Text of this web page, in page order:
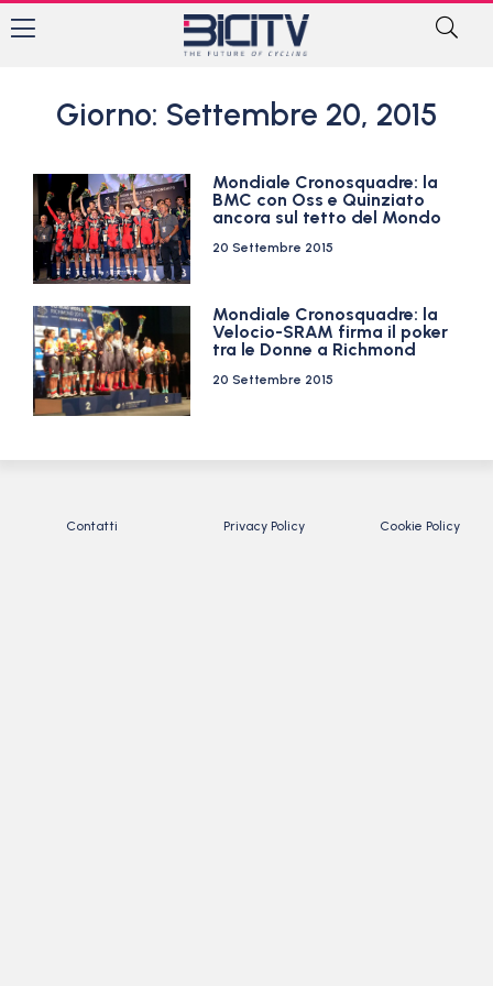
Giorno: Settembre 20, 2015
Mondiale Cronosquadre: la
BMC con Oss e Quinziato
ancora sul tetto del Mondo
20 Settembre 2015
Mondiale Cronosquadre: la
Velocio-SRAM firma il poker
tra le Donne a Richmond
20 Settembre 2015
Contatti Privacy Policy Cookie Policy